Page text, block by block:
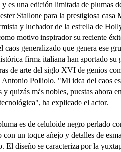
y es una edición limitada de plumas
Stallone para la prestigiosa
y luchador de la estrella de
motivo inspirador su reciente
caos generalizado que genera ese
firma italiana han aportado
de arte del siglo XVI de genios
Antonio Polliolo. "Mi idea del caos
y quizás más nobles, puestas ahora
ha explicado el actor.
es de celuloide negro perlado
con un toque añejo y detalles de
El diseño se caracteriza por la